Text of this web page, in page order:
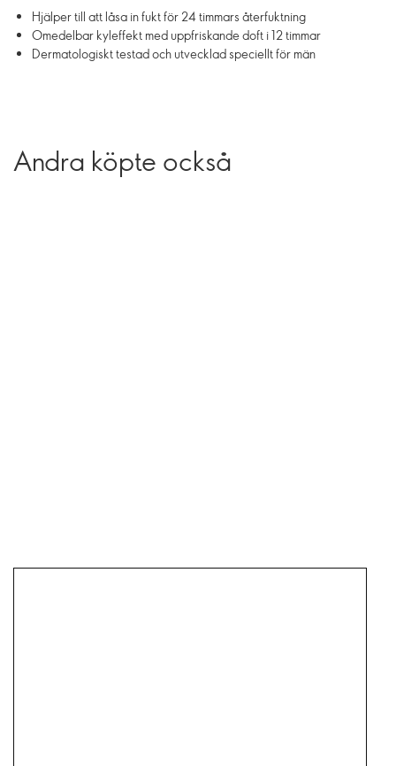
Hjälper till att låsa in fukt för 24 timmars återfuktning
Omedelbar kyleffekt med uppfriskande doft i 12 timmar
Dermatologiskt testad och utvecklad speciellt för män
Andra köpte också